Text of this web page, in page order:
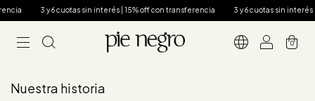
3 y 6 cuotas sin interés | 15% off con transferencia 3 y 6 cuotas sin interés
0
Nuestra historia